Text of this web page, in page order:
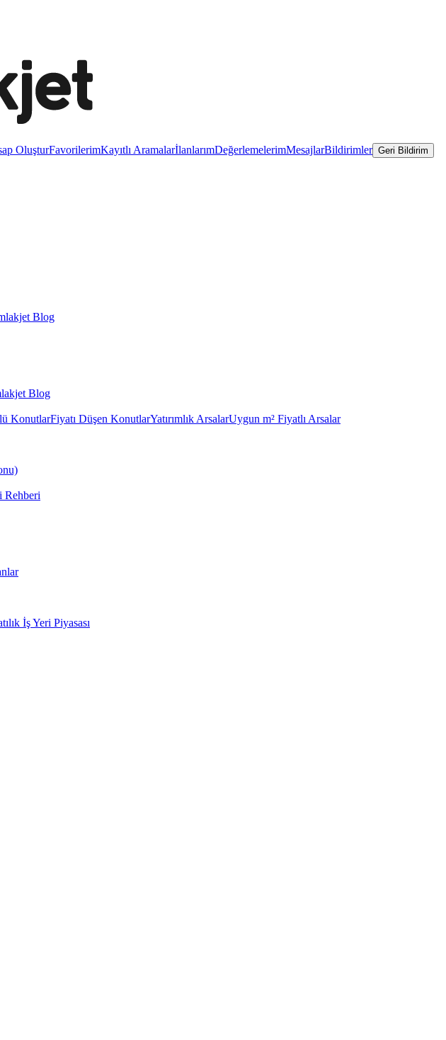
OluşturFavorilerimKayıtlı AramalarİlanlarımDeğerlemelerimMesajlarBildirimler Geri Bildirim
Blog
Blog
KonutlarFiyatı Düşen KonutlarYatırımlık ArsalarUygun m² Fiyatlı Arsalar
Rehberi
İş Yeri Piyasası